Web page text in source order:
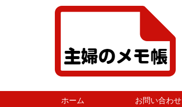
ホーム お問い合わせ